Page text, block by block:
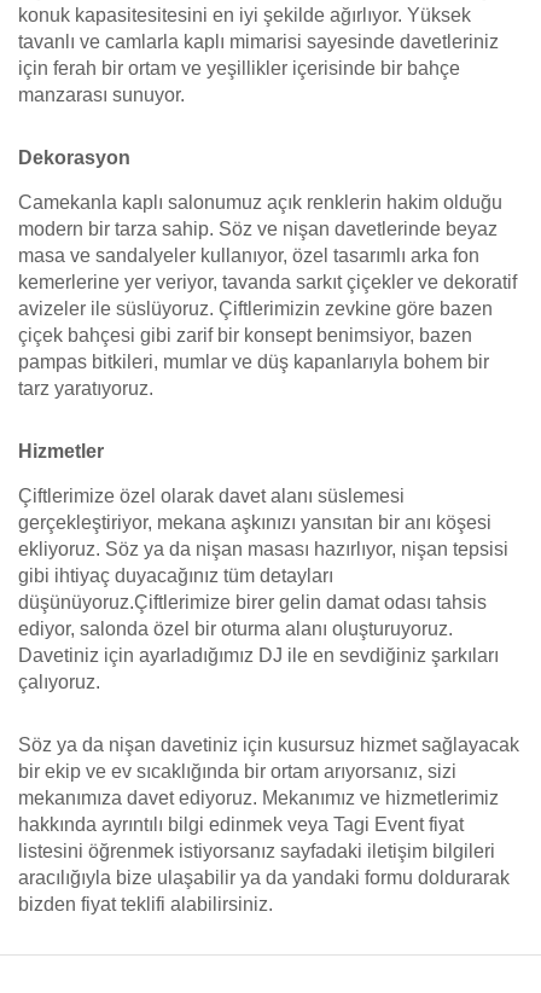
konuk kapasitesitesini en iyi şekilde ağırlıyor. Yüksek
tavanlı ve camlarla kaplı mimarisi sayesinde davetleriniz
için ferah bir ortam ve yeşillikler içerisinde bir bahçe
manzarası sunuyor.
Dekorasyon
Camekanla kaplı salonumuz açık renklerin hakim olduğu
modern bir tarza sahip. Söz ve nişan davetlerinde beyaz
masa ve sandalyeler kullanıyor, özel tasarımlı arka fon
kemerlerine yer veriyor, tavanda sarkıt çiçekler ve dekoratif
avizeler ile süslüyoruz. Çiftlerimizin zevkine göre bazen
çiçek bahçesi gibi zarif bir konsept benimsiyor, bazen
pampas bitkileri, mumlar ve düş kapanlarıyla bohem bir
tarz yaratıyoruz.
Hizmetler
Çiftlerimize özel olarak davet alanı süslemesi
gerçekleştiriyor, mekana aşkınızı yansıtan bir anı köşesi
ekliyoruz. Söz ya da nişan masası hazırlıyor, nişan tepsisi
gibi ihtiyaç duyacağınız tüm detayları
düşünüyoruz.Çiftlerimize birer gelin damat odası tahsis
ediyor, salonda özel bir oturma alanı oluşturuyoruz.
Davetiniz için ayarladığımız DJ ile en sevdiğiniz şarkıları
çalıyoruz.
Söz ya da nişan davetiniz için kusursuz hizmet sağlayacak
bir ekip ve ev sıcaklığında bir ortam arıyorsanız, sizi
mekanımıza davet ediyoruz. Mekanımız ve hizmetlerimiz
hakkında ayrıntılı bilgi edinmek veya Tagi Event fiyat
listesini öğrenmek istiyorsanız sayfadaki iletişim bilgileri
aracılığıyla bize ulaşabilir ya da yandaki formu doldurarak
bizden fiyat teklifi alabilirsiniz.